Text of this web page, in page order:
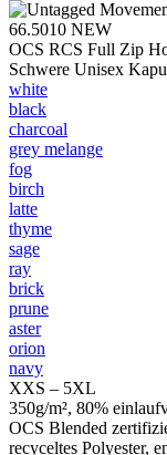
66.5010 NEW
OCS RCS Full Zip
Schwere Unisex
white
black
charcoal
grey melange
fog
birch
latte
thyme
sage
ray
brick
prune
aster
orion
navy
XXS – 5XL
350g/m², 80%
OCS Blended
recyceltes Polyester,